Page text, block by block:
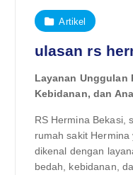
Artikel
ulasan rs
Layanan Unggulan
Kebidanan, dan
RS Hermina Bekasi,
rumah sakit Hermina
dikenal dengan
bedah, kebidanan,